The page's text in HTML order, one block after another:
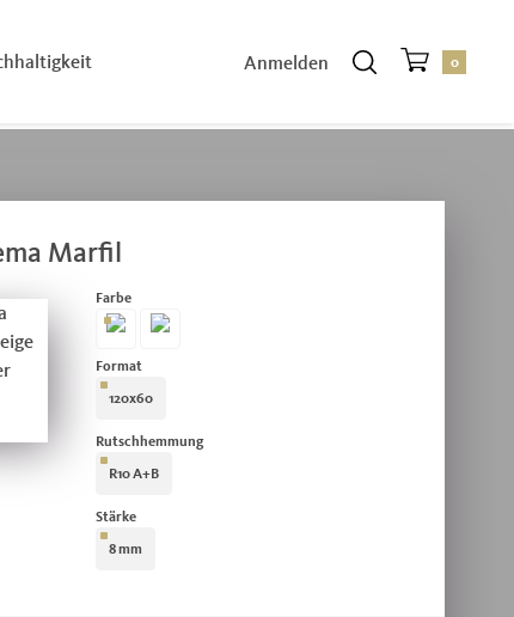
Anmelden 0
Marfil
Farbeauswählen
Crema Marfil
Travertino
Format
120x60
Rutschhemmungauswählen
R10 A+B
Stärkeauswählen
8 mm